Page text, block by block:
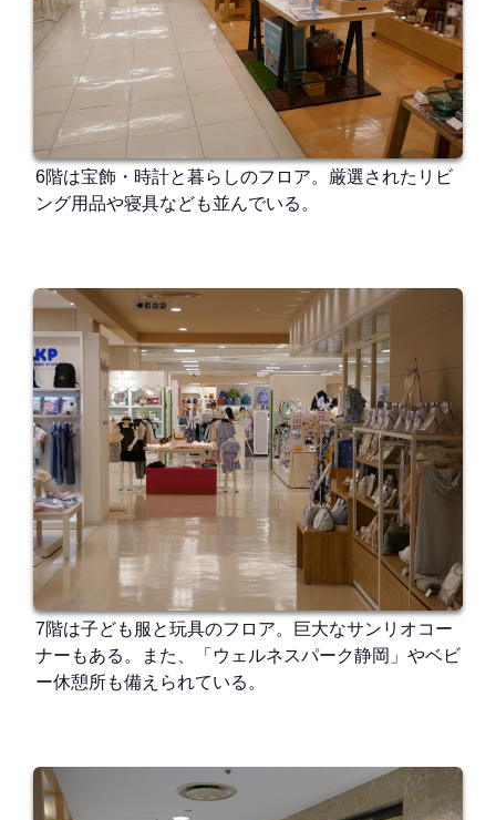
6階は宝飾・時計と暮らしのフロア。厳選されたリビ
ング用品や寝具なども並んでいる。
7階は子ども服と玩具のフロア。巨大なサンリオコー
ナーもある。また、「ウェルネスパーク静岡」やベビ
ー休憩所も備えられている。